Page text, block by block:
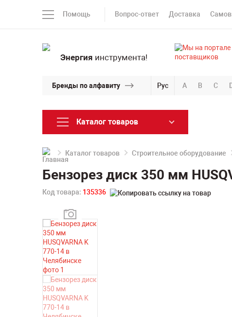
Помощь Вопрос-ответ Доставка
Энергия инструмента!
Бренды по алфавиту Рус A B C
Каталог товаров
Каталог товаров Строительное оборудование
Бензорез диск 350 мм
Код товара: 135336